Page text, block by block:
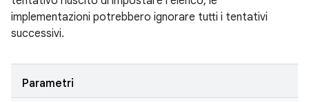
implementazioni potrebbero ignorare tutti i tentativi
successivi.
Parametri